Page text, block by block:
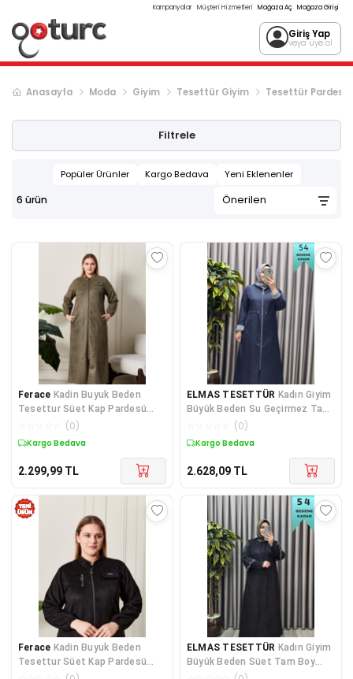
Kampanyalar Müşteri Hizmetleri Mağaza Aç Mağaza Girişi
Giriş Yap
veya üye ol
Anasayfa Moda Giyim Tesettür Giyim Tesettür
Filtrele
Popüler Ürünler Kargo Bedava Yeni Eklenenler
6 ürün
Ferace Kadin Buyuk Beden
Tesettur Süet Kap Pardesü
Boydan Göğsü Fermuarl
(0)
Kargo Bedava
2.299,99 TL
ELMAS TESETTÜR Kadın Giyim
Büyük Beden Su Geçirmez Tam
Boy Mevsimlik Spor Tesett
(0)
Kargo Bedava
2.628,09 TL
Ferace Kadin Buyuk Beden
Tesettur Süet Kap Pardesü
Boydan Göğsü Fermuarlı Uzun
ELMAS TESETTÜR Kadın Giyim
Büyük Beden Süet Tam Boy
Kolu Taşlı Bolerolu Pardesü